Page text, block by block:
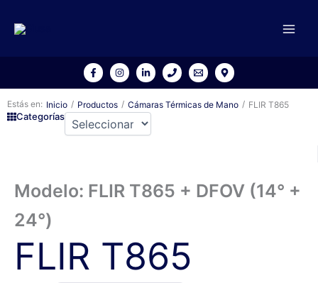
Estás en: Inicio / Productos / Cámaras Térmicas de Mano / FLIR T865
Categorías
Modelo: FLIR T865 + DFOV (14° +
24°)
FLIR T865